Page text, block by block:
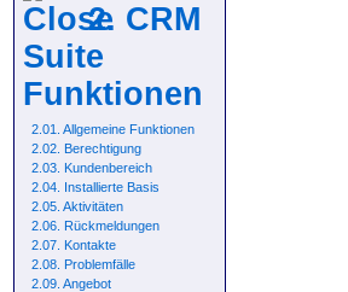
2. CRM
Suite
Funktionen
2.01. Allgemeine Funktionen
2.02. Berechtigung
2.03. Kundenbereich
2.04. Installierte Basis
2.05. Aktivitäten
2.06. Rückmeldungen
2.07. Kontakte
2.08. Problemfälle
2.09. Angebot